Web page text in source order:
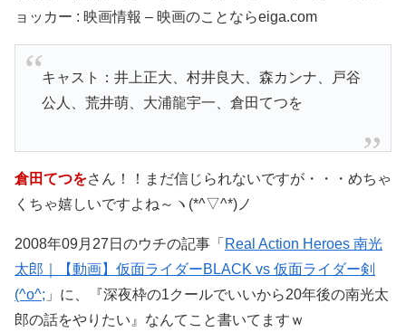
ョッカー : 映画情報 – 映画のことならeiga.com
キャスト：井上正大、村井良大、森カンナ、戸谷
公人、荒井萌、大浦龍宇一、倉田てつを
倉田てつをさん！！まだ信じられないですが・・・めちゃ
くちゃ嬉しいですよね～ヽ(*^▽^*)ノ
2008年09月27日のウチの記事「 Real Action Heroes 南光
太郎｜【動画】仮面ライダーBLACK vs 仮面ライダー剣
(^o^; 」に、『深夜枠の1クールでいいから20年後の南光太
郎の話をやりたい』なんてこと書いてますｗ